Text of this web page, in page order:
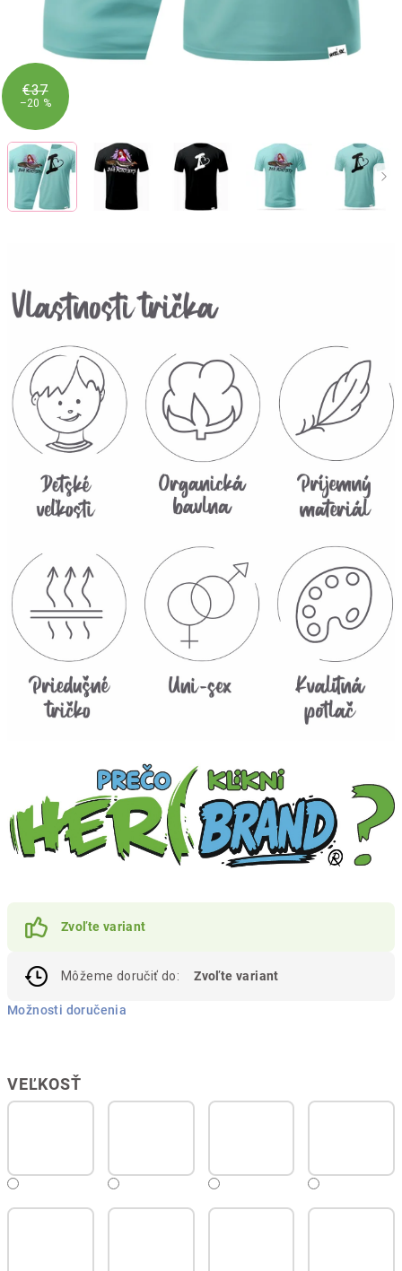
VEĽKOSŤ
Zvoľte variant
Môžeme doručiť do: Zvoľte variant
Možnosti doručenia
€37
–20 %